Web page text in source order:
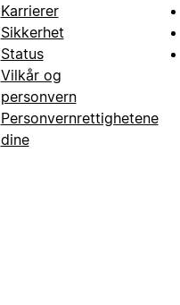
Karrierer
Sikkerhet
Status
Vilkår og
personvern
Personvernrettighetene
dine